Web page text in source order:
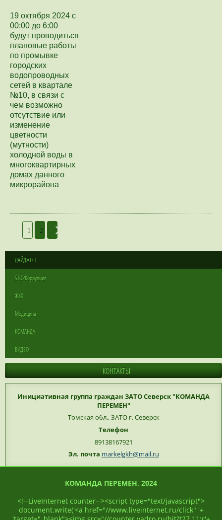
19 октября 2024 с
00:00 до 6:00
будут проводиться
плановые работы
по промывке
городских
водопроводных
сетей в квартале
№10, в связи с
чем возможно
отсутствие или
изменение
цветности
(мутности)
холодной воды в
многоквартирных
домах данного
микрорайона
1 2
ДАЙДЖЕСТ
STOPКоррупция
ЖКХ
Медицина
КОМАНДА
ВИДЕО
КОНТАКТЫ
Инициативная группа граждан ЗАТО Северск "КОМАНДА
ПЕРЕМЕН"
Томская обл., ЗАТО г. Северск
Телефон
89138167921
Эл. почта markelgkh@mail.ru
КОМАНДА ПЕРЕМЕН, 2024
<!--LiveInternet counter--><script type="text/javascript">
document.write('<a href="//www.liveinternet.ru/click" '+